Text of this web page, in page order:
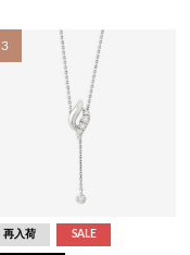
3
再入荷 SALE